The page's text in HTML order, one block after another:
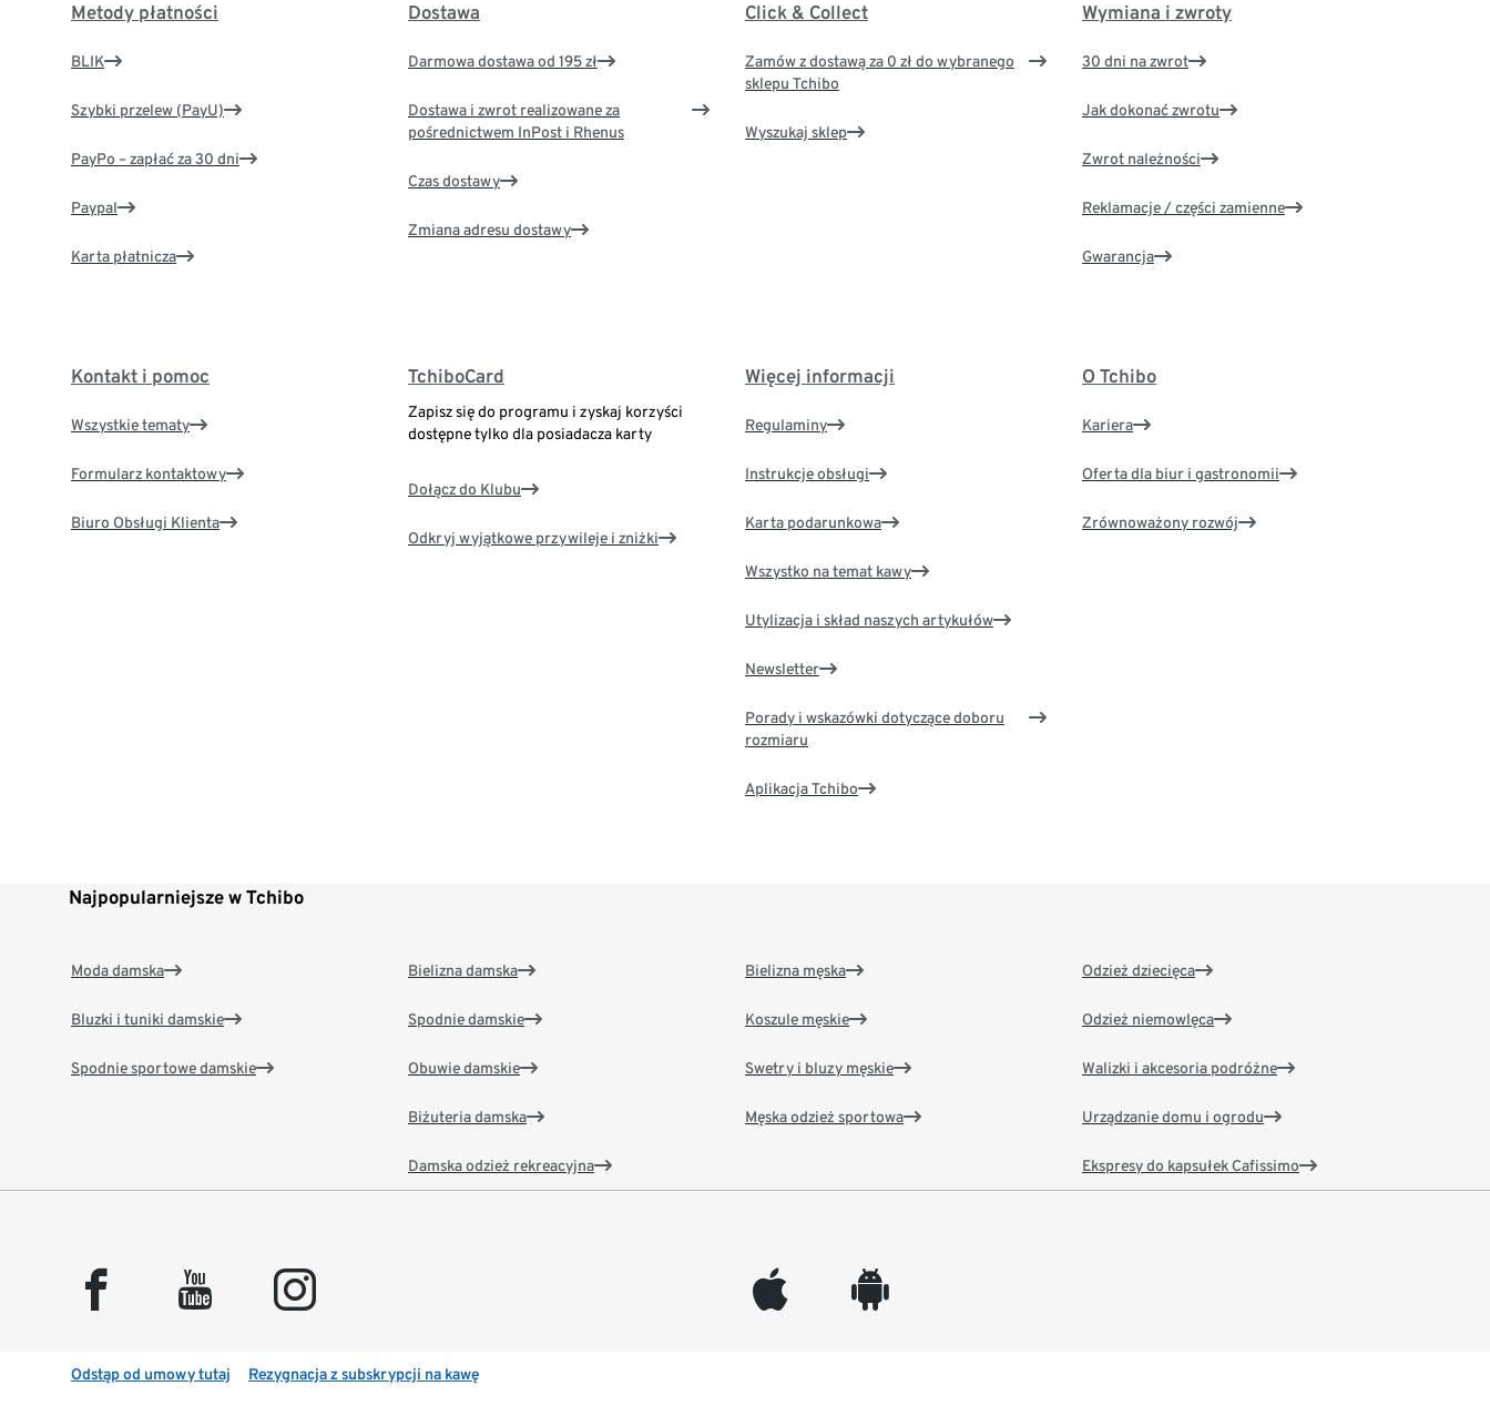
Metody płatności
BLIK
Szybki przelew (PayU)
PayPo – zapłać za 30 dni
Paypal
Karta płatnicza
Dostawa
Darmowa dostawa od 195 zł
Dostawa i zwrot realizowane za
pośrednictwem InPost i Rhenus
Czas dostawy
Zmiana adresu dostawy
Click & Collect
Zamów z dostawą za 0 zł do wybranego
sklepu Tchibo
Wyszukaj sklep
Wymiana i zwroty
30 dni na zwrot
Jak dokonać zwrotu
Zwrot należności
Reklamacje / części zamienne
Gwarancja
Kontakt i pomoc
Wszystkie tematy
Formularz kontaktowy
Biuro Obsługi Klienta
TchiboCard
Zapisz się do programu i zyskaj korzyści
dostępne tylko dla posiadacza karty
Dołącz do Klubu
Odkryj wyjątkowe przywileje i zniżki
Więcej informacji
Regulaminy
Instrukcje obsługi
Karta podarunkowa
Wszystko na temat kawy
Utylizacja i skład naszych artykułów
Newsletter
Porady i wskazówki dotyczące doboru
rozmiaru
Aplikacja Tchibo
O Tchibo
Kariera
Oferta dla biur i gastronomii
Zrównoważony rozwój
Najpopularniejsze w Tchibo
Moda damska
Bluzki i tuniki damskie
Spodnie sportowe damskie
Bielizna damska
Spodnie damskie
Obuwie damskie
Biżuteria damska
Damska odzież rekreacyjna
Bielizna męska
Koszule męskie
Swetry i bluzy męskie
Męska odzież sportowa
Odzież dziecięca
Odzież niemowlęca
Walizki i akcesoria podróżne
Urządzanie domu i ogrodu
Ekspresy do kapsułek Cafissimo
facebook youtube instagram appleinc android
Odstąp od umowy tutaj Rezygnacja z subskrypcji na kawę